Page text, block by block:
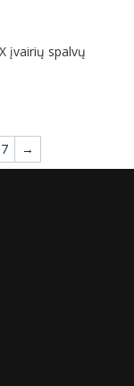
įvairių spalvų
→